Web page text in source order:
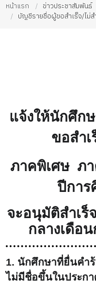
หน้าแรก
ข่าวประชาสัมพันธ์
บัญชีรายชื่อผู้ขอสำเร็จ/ไม่
แจ้งให้นักศึก
ขอสำ
ภาคพิเศษ ภ
ปีการ
จะอนุมัติสำเ
กลางเดือ
1. นักศึกษาที่ยื่นคำร้
ไม่มีชื่อขึ้นในประก